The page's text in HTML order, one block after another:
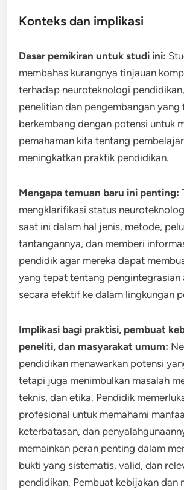
Konteks dan implikasi
Dasar pemikiran untuk studi ini:
membahas kurangnya tinjauan
terhadap neuroteknologi
penelitian dan pengembangan yang
berkembang dengan potensi untuk
pemahaman kita tentang
meningkatkan praktik pendidikan.
Mengapa temuan baru ini penting:
mengklarifikasi status
saat ini dalam hal jenis, metode,
tantangannya, dan memberi
pendidik agar mereka dapat
yang tepat tentang pengintegrasian
secara efektif ke dalam lingkungan
Implikasi bagi praktisi, pembuat
peneliti, dan masyarakat umum:
pendidikan menawarkan potensi
tetapi juga menimbulkan masalah
teknis, dan etika. Pendidik
profesional untuk memahami
keterbatasan, dan
memainkan peran penting dalam
bukti yang sistematis, valid, dan
pendidikan. Pembuat kebijakan dan